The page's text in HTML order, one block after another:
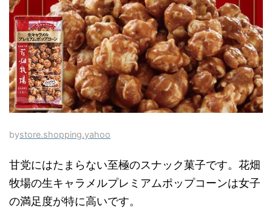
bystore.shopping.yahoo
甘党にはたまらない至極のスナック菓子です。花畑
牧場の生キャラメルプレミアムポップコーンは女子
の満足度が特に高いです。